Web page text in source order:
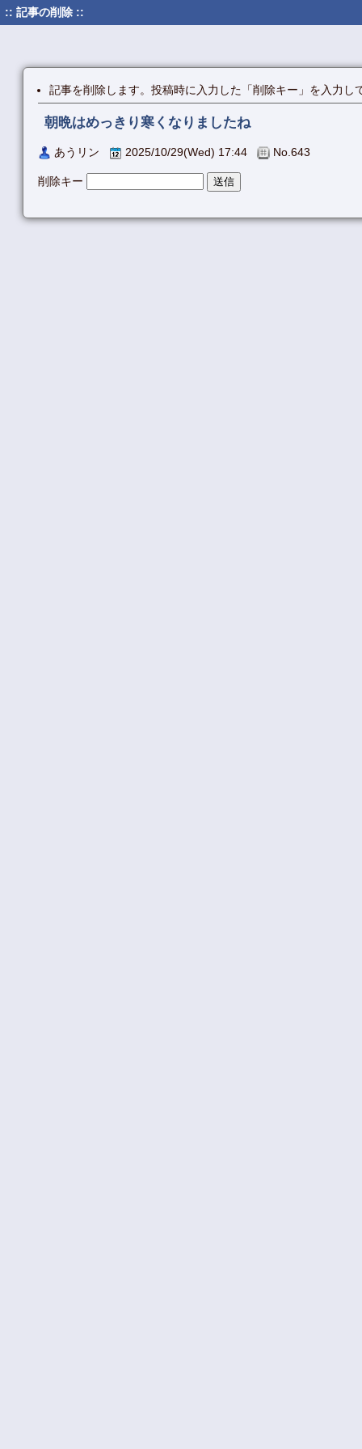
:: 記事の削除 ::
記事を削除します。投稿時に入力した「削除キー」を入力し
朝晩はめっきり寒くなりましたね
あうリン 2025/10/29(Wed) 17:44 No.643
削除キー